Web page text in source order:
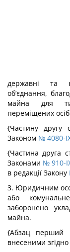
державні та
об’єднання,
майна для
переміщених
{Частину другу
Законом № 4080-
{Частина друга
Законами № 910-
в редакції Закону
3. Юридичним
або
заборонено
майна.
{Абзац перший
внесеними